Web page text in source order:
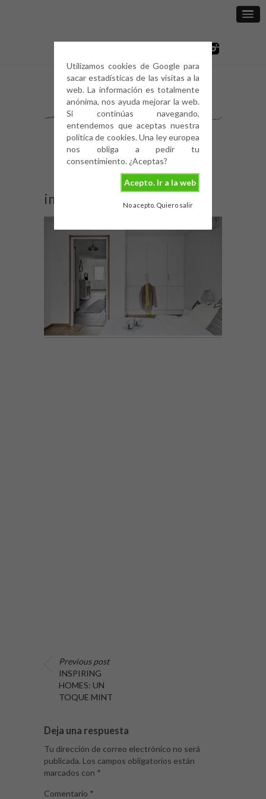
Utilizamos cookies de Google para
sacar estadísticas de las visitas a la
web. La información es totalmente
anónima, nos ayuda mejorar la web.
Si continúas navegando,
entendemos que aceptas nuestra
política de cookies. Una ley europea
nos obliga a pedir tu
consentimiento. ¿Aceptas?
Acepto. Ir a la web
No acepto. Quiero salir
image
Previous post
INSPIRING
HOMES: UN
TOQUE MINT
Deja una respuesta
Tu dirección de correo electrónico no será
publicada. Los campos obligatorios están
marcados con *
Comentario *